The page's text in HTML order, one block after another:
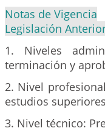
Notas de Vigencia
Legislación
1. Niveles
terminación y
2. Nivel
estudios
3. Nivel técnico: